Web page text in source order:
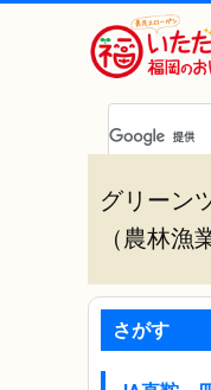
グリーン
（農林漁
さがす